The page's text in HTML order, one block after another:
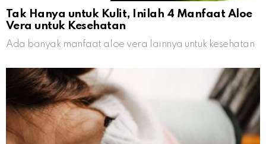
Tak Hanya untuk Kulit, Inilah 4 Manfaat Aloe
Vera untuk Kesehatan
Ada banyak manfaat aloe vera lainnya untuk kesehatan